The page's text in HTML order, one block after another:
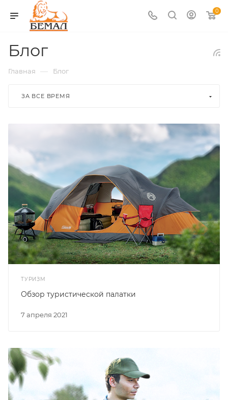
0
Блог
Главная — Блог
ЗА ВСЕ ВРЕМЯ
ТУРИЗМ
7 апреля 2021
Обзор туристической палатки